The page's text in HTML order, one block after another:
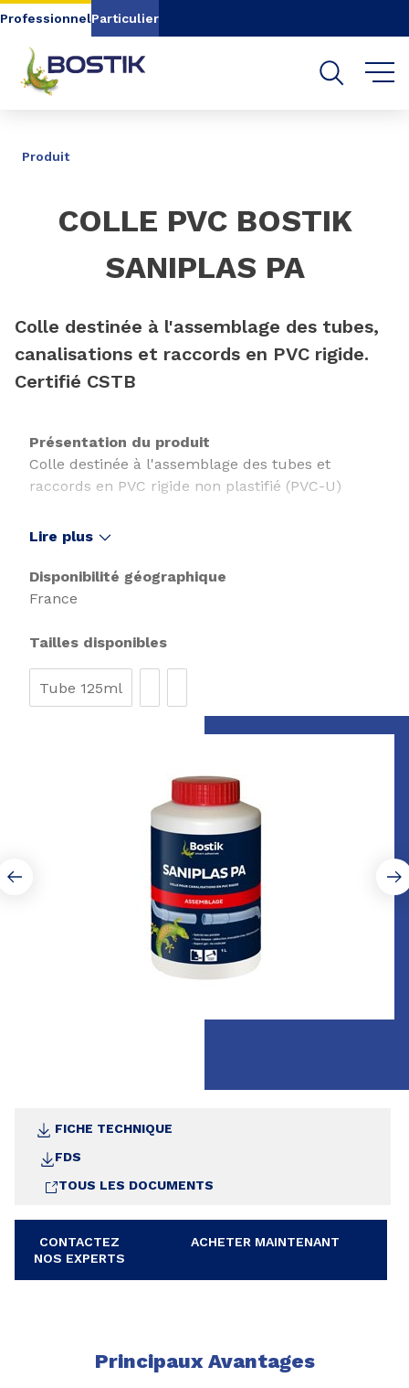
Aller au contenu
Aller au menu
Aller à la recherche
ProfessionnelParticulier
Produit
COLLE PVC BOSTIK
SANIPLAS PA
Colle destinée à l'assemblage des tubes,
canalisations et raccords en PVC rigide.
Certifié CSTB
FICHE TECHNIQUE
FDS
TOUS LES DOCUMENTS
CONTACTEZ
NOS EXPERTS
ACHETER MAINTENANT
Présentation du produit
Colle destinée à l'assemblage des tubes et
raccords en PVC rigide non plastifié (PVC-U)
Lire plus
Disponibilité géographique
France
Tailles disponibles
Tube 125ml
Principaux Avantages